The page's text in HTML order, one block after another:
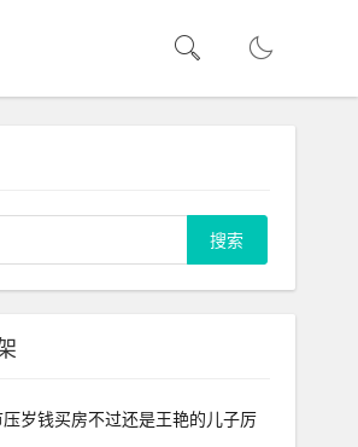
岁钱买房不过还是王艳的儿子厉